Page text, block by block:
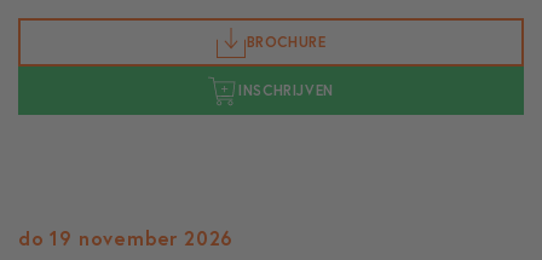
BROCHURE
INSCHRIJVEN
do 19 november 2026